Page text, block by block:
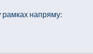
рамках напряму: